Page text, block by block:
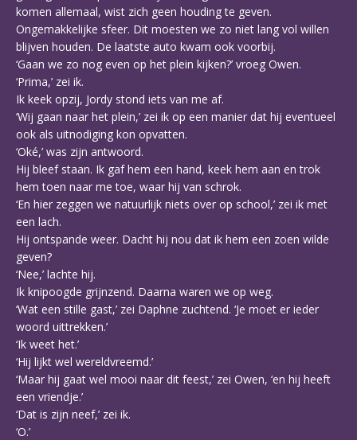
komen allemaal, wist zich geen houding te geven.
Ongemakkelijke sfeer. Dit moesten we zo niet lang vol willen
blijven houden. De laatste auto kwam ook voorbij.
‘Gaan we zo nog even op het plein kijken?’ vroeg Owen.
‘Prima,’ zei ik.
Ik keek opzij, Jordy stond iets van me af.
‘Wij gaan naar het plein,’ zei ik op een manier dat hij eventueel
ook als uitnodiging kon opvatten.
‘Oké,’ was zijn antwoord.
Hij bleef staan. Ik gaf hem een hand, keek hem aan en trok
hem toen naar me toe, waar hij van schrok.
‘En hier zeggen we natuurlijk niets over op school,’ zei ik met
een lach.
Hij ontspande weer. Dacht hij nou dat ik hem een zoen wilde
geven?
‘Nee,’ lachte hij.
Ik knipoogde grijnzend. Daarna waren we op weg.
‘Wat een stille gast,’ zei Daphne zuchtend. ‘Je moet er ieder
woord uittrekken.’
‘Ik weet het.’
‘Hij lijkt wel wereldvreemd.’
‘Maar hij gaat wel mooi naar dit feest,’ zei Owen, ‘en hij heeft
een vriendje.’
‘Dat is zijn neef,’ zei ik.
‘O.’